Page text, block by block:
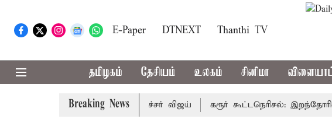
E-Paper DTNEXT Thanthi TV
தமிழகம் தேசியம் உலகம் சினிமா
Breaking News
பாதிக்கும்: முதல்-அமைச்சர் விஜய் கரூர் கூட்டநெரிசல்: இறந்தோரின்